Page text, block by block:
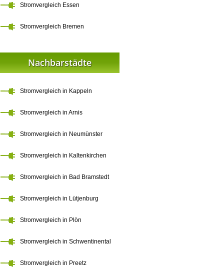
Stromvergleich Essen
Stromvergleich Bremen
Nachbarstädte
Stromvergleich in Kappeln
Stromvergleich in Arnis
Stromvergleich in Neumünster
Stromvergleich in Kaltenkirchen
Stromvergleich in Bad Bramstedt
Stromvergleich in Lütjenburg
Stromvergleich in Plön
Stromvergleich in Schwentinental
Stromvergleich in Preetz